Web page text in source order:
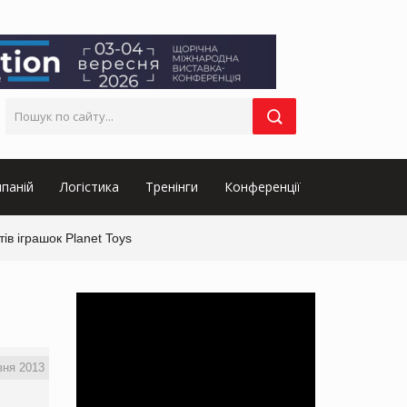
Логістика Тренінги Конференції
іграшок Planet Toys
2013